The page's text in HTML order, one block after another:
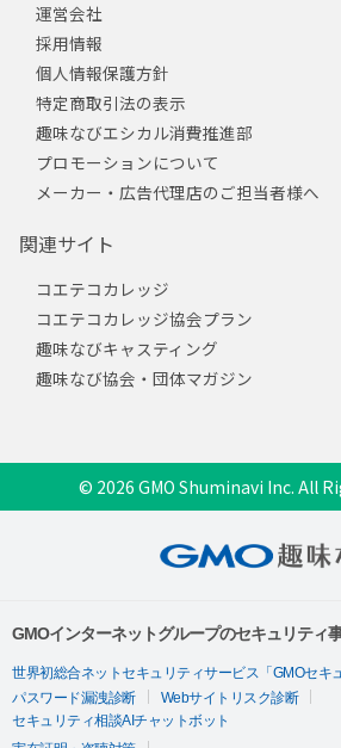
運営会社
採用情報
個人情報保護方針
特定商取引法の表示
趣味なびエシカル消費推進部
プロモーションについて
メーカー・広告代理店のご担当者様へ
関連サイト
コエテコカレッジ
コエテコカレッジ協会プラン
趣味なびキャスティング
趣味なび協会・団体マガジン
© 2026 GMO Shuminavi Inc. All